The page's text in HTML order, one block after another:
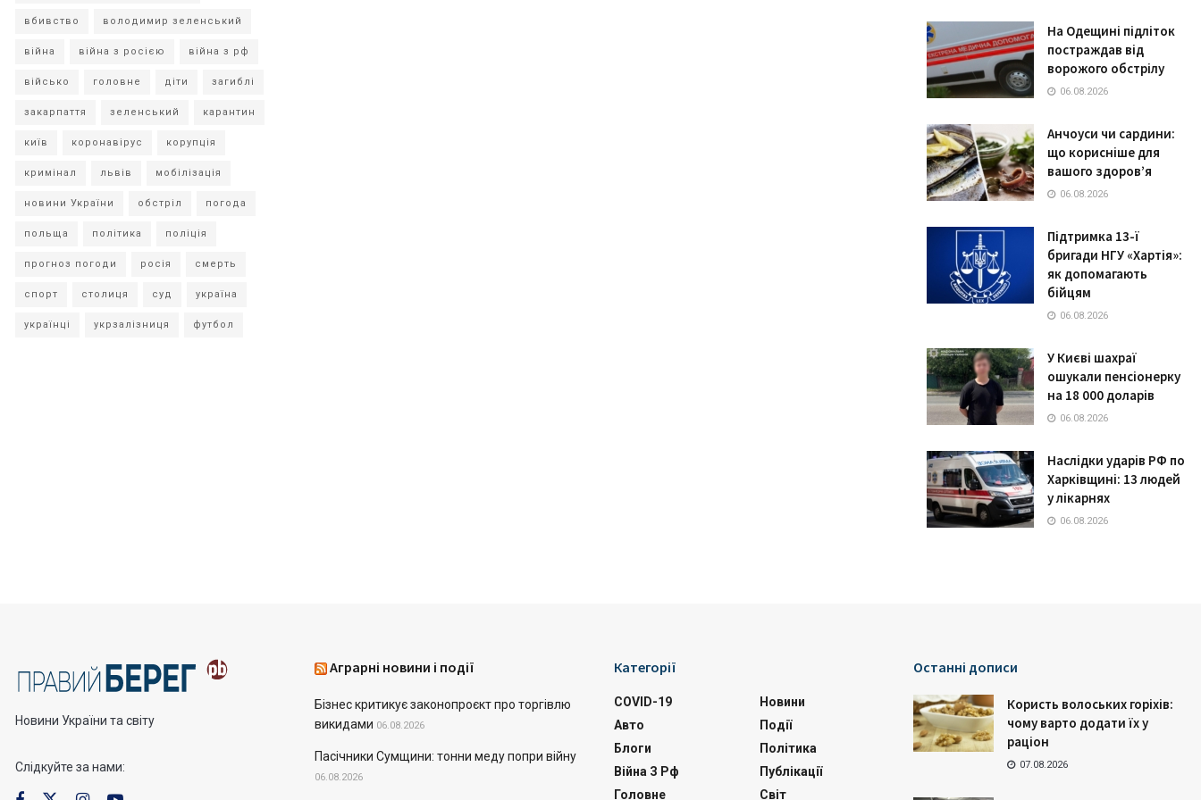
вбивство володимир зеленський
війна війна з росією війна з рф
військо головне діти загиблі
закарпаття зеленський карантин
київ коронавірус корупція
кримінал львів мобілізація
новини України обстріл погода
польща політика поліція
прогноз погоди росія смерть
спорт столиця суд україна
українці укрзалізниця футбол
На Одещині підліток
постраждав від
ворожого обстрілу
06.08.2026
Анчоуси чи сардини:
що корисніше для
вашого здоров’я
06.08.2026
Підтримка 13-ї
бригади НГУ «Хартія»:
як допомагають
бійцям
06.08.2026
У Києві шахраї
ошукали пенсіонерку
на 18 000 доларів
06.08.2026
Наслідки ударів РФ по
Харківщині: 13 людей
у лікарнях
06.08.2026
Новини України та світу
Слідкуйте за нами:
Аграрні новини і події
Бізнес критикує законопроєкт про торгівлю
викидами 06.08.2026
Пасічники Сумщини: тонни меду попри війну
06.08.2026
Категорії
COVID-19
Авто
Блоги
Війна З Рф
Головне
Новини
Події
Політика
Публікації
Світ
Останні дописи
Користь волоських горіхів:
чому варто додати їх у
раціон
07.08.2026